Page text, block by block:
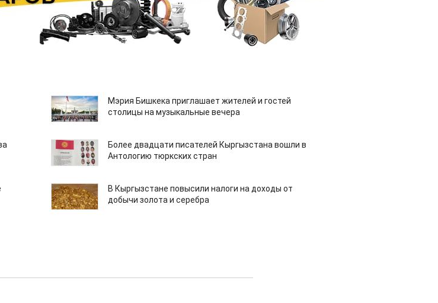
Мэрия Бишкека приглашает жителей и гостей
столицы на музыкальные вечера
Более двадцати писателей Кыргызстана вошли в
Антологию тюркских стран
В Кыргызстане повысили налоги на доходы от
добычи золота и серебра